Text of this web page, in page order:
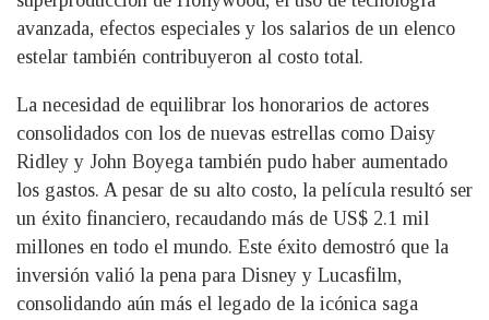
avanzada, efectos especiales y los salarios de un elenco
estelar también contribuyeron al costo total.
La necesidad de equilibrar los honorarios de actores
consolidados con los de nuevas estrellas como Daisy
Ridley y John Boyega también pudo haber aumentado
los gastos. A pesar de su alto costo, la película resultó ser
un éxito financiero, recaudando más de US$ 2.1 mil
millones en todo el mundo. Este éxito demostró que la
inversión valió la pena para Disney y Lucasfilm,
consolidando aún más el legado de la icónica saga